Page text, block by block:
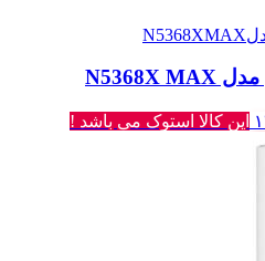
این کالا استوک می باشد !